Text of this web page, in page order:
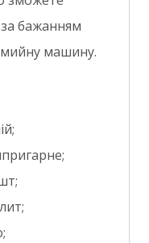
бажанням
машину.